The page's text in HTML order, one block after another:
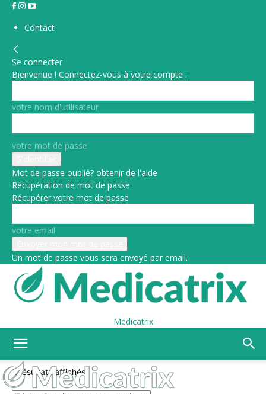
Contact
Se connecter
Bienvenue ! Connectez-vous à votre compte :
votre nom d'utilisateur
votre mot de passe
Mot de passe oublié? obtenir de l'aide
Récupération de mot de passe
Récupérer votre mot de passe
votre email
Un mot de passe vous sera envoyé par email.
Medicatrix
2 résultats affichés